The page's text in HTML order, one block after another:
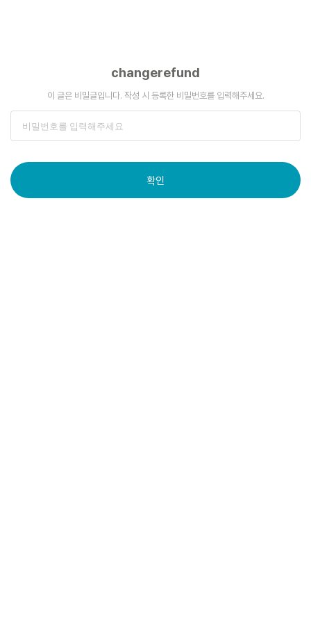
changerefund
이 글은 비밀글입니다. 작성 시 등록한 비밀번호를 입력해주세요.
확인